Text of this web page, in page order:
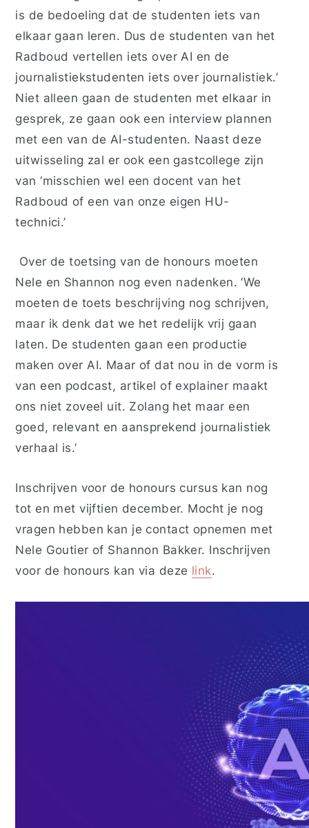
is de bedoeling dat de studenten iets van
elkaar gaan leren. Dus de studenten van het
Radboud vertellen iets over AI en de
journalistiekstudenten iets over journalistiek.’
Niet alleen gaan de studenten met elkaar in
gesprek, ze gaan ook een interview plannen
met een van de AI-studenten. Naast deze
uitwisseling zal er ook een gastcollege zijn
van ‘misschien wel een docent van het
Radboud of een van onze eigen HU-
technici.’
Over de toetsing van de honours moeten
Nele en Shannon nog even nadenken. ‘We
moeten de toets beschrijving nog schrijven,
maar ik denk dat we het redelijk vrij gaan
laten. De studenten gaan een productie
maken over AI. Maar of dat nou in de vorm is
van een podcast, artikel of explainer maakt
ons niet zoveel uit. Zolang het maar een
goed, relevant en aansprekend journalistiek
verhaal is.’
Inschrijven voor de honours cursus kan nog
tot en met vijftien december. Mocht je nog
vragen hebben kan je contact opnemen met
Nele Goutier of Shannon Bakker. Inschrijven
voor de honours kan via deze link.